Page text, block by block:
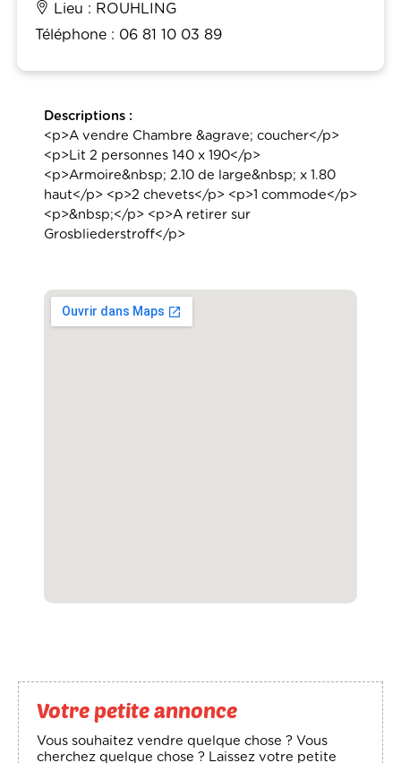
Lieu : ROUHLING
Téléphone : 06 81 10 03 89
Descriptions :
<p>A vendre Chambre &agrave; coucher</p>
<p>Lit 2 personnes 140 x 190</p>
<p>Armoire&nbsp; 2.10 de large&nbsp; x 1.80
haut</p> <p>2 chevets</p> <p>1 commode</p>
<p>&nbsp;</p> <p>A retirer sur
Grosbliederstroff</p>
Votre petite annonce
Vous souhaitez vendre quelque chose ? Vous
cherchez quelque chose ? Laissez votre petite